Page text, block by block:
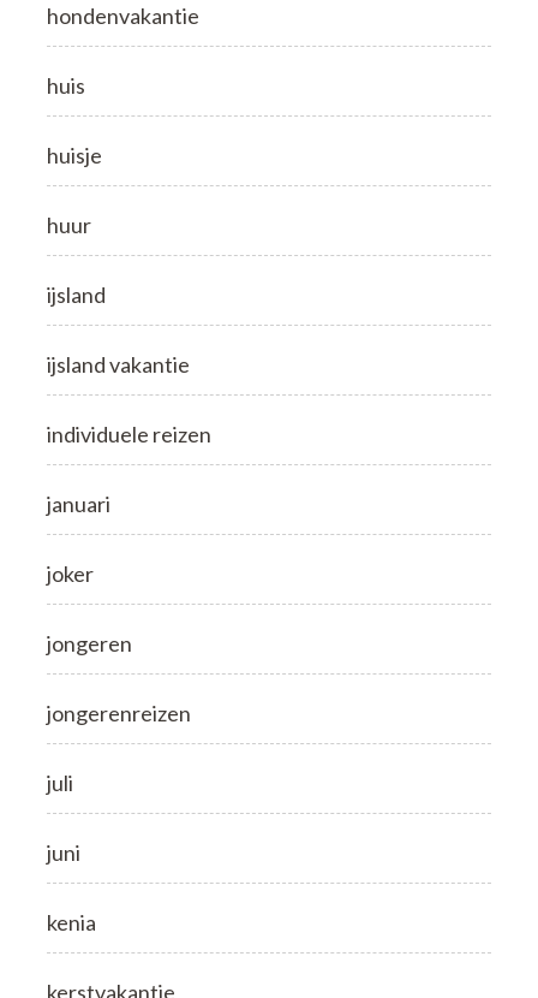
hondenvakantie
huis
huisje
huur
ijsland
ijsland vakantie
individuele reizen
januari
joker
jongeren
jongerenreizen
juli
juni
kenia
kerstvakantie